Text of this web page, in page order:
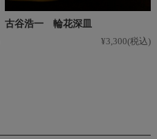
古谷浩一 輪花深皿
¥3,300(税込)